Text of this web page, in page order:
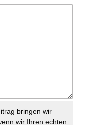
bringen wir
wir Ihren echten